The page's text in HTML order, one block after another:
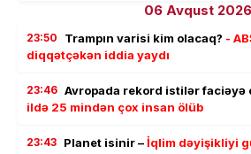
06 Avqust 2026
23:50 Trampın varisi kim olacaq? -
diqqətçəkən iddia yaydı
23:46 Avropada rekord istilər faciəyə
ildə 25 mindən çox insan ölüb
23:43 Planet isinir –İqlim dəyişikliyi